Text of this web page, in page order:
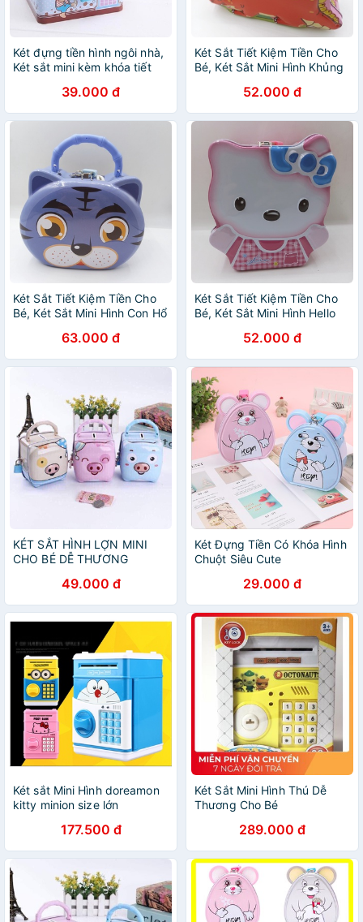
Két đựng tiền hình ngôi nhà,
Két sắt mini kèm khóa tiết
39.000 đ
Két Sắt Tiết Kiệm Tiền Cho
Bé, Két Sắt Mini Hình Khủng
52.000 đ
Két Sắt Tiết Kiệm Tiền Cho
Bé, Két Sắt Mini Hình Con Hổ
63.000 đ
Két Sắt Tiết Kiệm Tiền Cho
Bé, Két Sắt Mini Hình Hello
52.000 đ
KÉT SẮT HÌNH LỢN MINI
CHO BÉ DỄ THƯƠNG
49.000 đ
Két Đựng Tiền Có Khóa Hình
Chuột Siêu Cute
29.000 đ
Két sắt Mini Hình doreamon
kitty minion size lớn
177.500 đ
Két Sắt Mini Hình Thú Dễ
Thương Cho Bé
289.000 đ